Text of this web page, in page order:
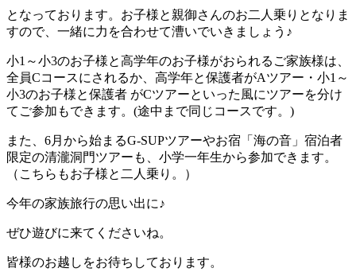
となっております。お子様と親御さんのお二人乗りとなりま
すので、一緒に力を合わせて漕いでいきましょう♪
小1～小3のお子様と高学年のお子様がおられるご家族様は、
全員Cコースにされるか、高学年と保護者がAツアー・小1～
小3のお子様と保護者 がCツアーといった風にツアーを分け
てご参加もできます。(途中まで同じコースです。)
また、6月から始まるG-SUPツアーやお宿「海の音」宿泊者
限定の清瀧洞門ツアーも、小学一年生から参加できます。
（こちらもお子様と二人乗り。）
今年の家族旅行の思い出に♪
ぜひ遊びに来てくださいね。
皆様のお越しをお待ちしております。